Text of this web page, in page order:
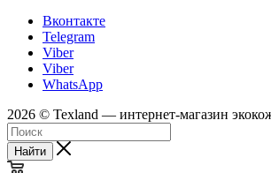
Вконтакте
Telegram
Viber
Viber
WhatsApp
2026 © Texland — интернет-магазин
Найти